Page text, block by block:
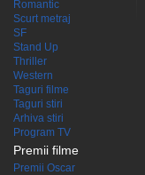
Romantic
Scurt metraj
SF
Stand Up
Thriller
Western
Taguri filme
Taguri stiri
Arhiva stiri
Program TV
Premii filme
Premii Oscar